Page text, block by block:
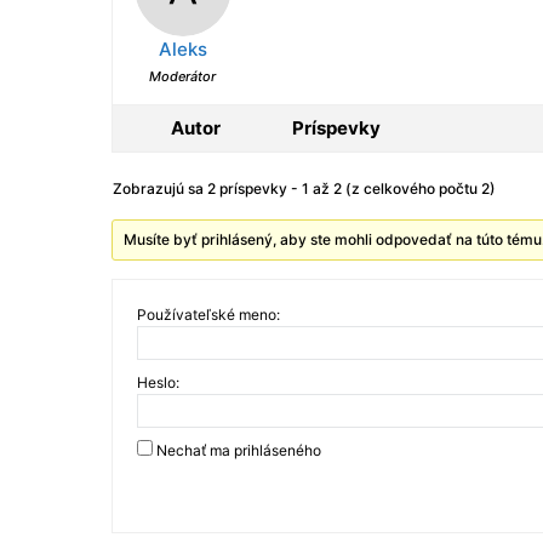
Aleks
Moderátor
Autor Príspevky
Zobrazujú sa 2 príspevky - 1 až 2 (z celkového počtu 2)
Musíte byť prihlásený, aby ste mohli odpovedať na túto
Používateľské meno:
Heslo:
Nechať ma prihláseného